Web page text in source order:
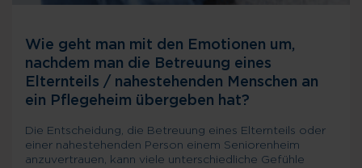
Wie geht man mit den Emotionen um,
nachdem man die Betreuung eines
Elternteils / nahestehenden Menschen an
ein Pflegeheim übergeben hat?
Die Entscheidung, die Betreuung eines Elternteils oder
einer nahestehenden Person einem Seniorenheim
anzuvertrauen, kann viele unterschiedliche Gefühle